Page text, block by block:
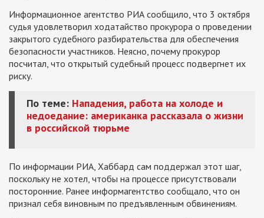
Информационное агентство РИА сообщило, что 3 октября
судья удовлетворил ходатайство прокурора о проведении
закрытого судебного разбирательства для обеспечения
безопасности участников. Неясно, почему прокурор
посчитал, что открытый судебный процесс подвергнет их
риску.
По теме: Нападения, работа на холоде и
недоедание: американка рассказала о жизни
в российской тюрьме
По информации РИА, Хаббард сам поддержал этот шаг,
поскольку не хотел, чтобы на процессе присутствовали
посторонние. Ранее информагентство сообщало, что он
признал себя виновным по предъявленным обвинениям.